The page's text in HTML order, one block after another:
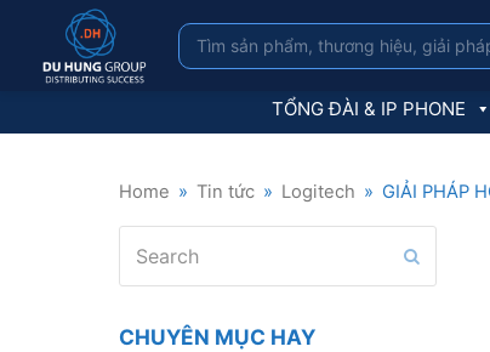
TỔNG ĐÀI & IP PHONE
Home » Tin tức » Logitech » GIẢI PHÁP
CHUYÊN MỤC HAY